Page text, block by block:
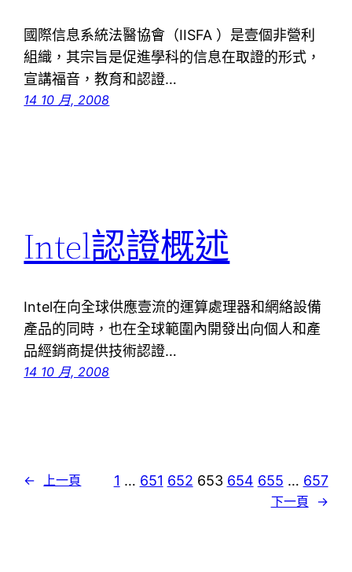
國際信息系統法醫協會（IISFA ）是壹個非營利
組織，其宗旨是促進學科的信息在取證的形式，
宣講福音，教育和認證…
14 10 月, 2008
Intel認證概述
Intel在向全球供應壹流的運算處理器和網絡設備
產品的同時，也在全球範圍內開發出向個人和產
品經銷商提供技術認證…
14 10 月, 2008
← 上一頁 1 … 651 652 653 654 655 … 657
下一頁 →